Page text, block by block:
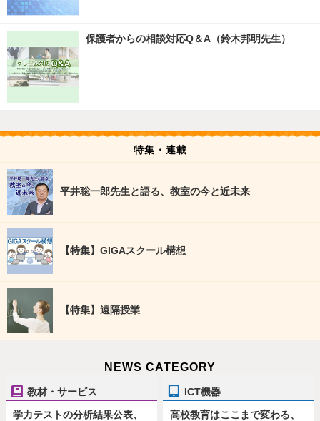
保護者からの相談対応Q＆A（鈴木邦明先生）
特集・連載
平井聡一郎先生と語る、教室の今と近未来
【特集】GIGAスクール構想
【特集】遠隔授業
NEWS CATEGORY
教材・サービス
学力テストの分析結果公表、
ICT機器
高校教育はここまで変わる、